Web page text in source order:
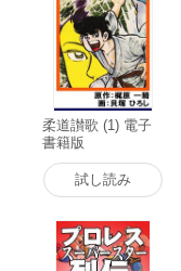
柔道讃歌 (1) 電子
書籍版
試し読み